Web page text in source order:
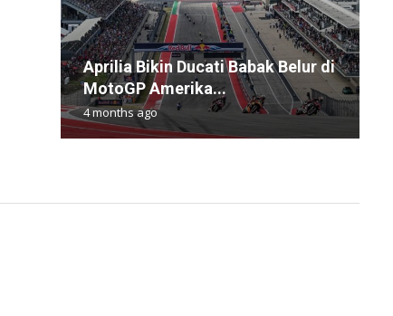
Aprilia Bikin Ducati Babak Belur di
MotoGP Amerika...
4 months ago